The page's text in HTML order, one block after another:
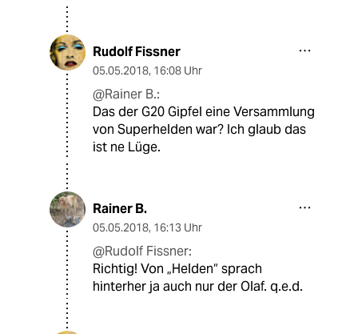
Rudolf Fissner
05.05.2018, 16:08 Uhr
@Rainer B.:
Das der G20 Gipfel eine Versammlung
von Superhelden war? Ich glaub das
ist ne Lüge.
Rainer B.
05.05.2018, 16:13 Uhr
@Rudolf Fissner:
Richtig! Von „Helden“ sprach
hinterher ja auch nur der Olaf. q.e.d.